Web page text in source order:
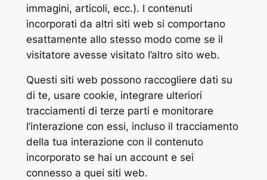
immagini, articoli, ecc.). I contenuti
incorporati da altri siti web si comportano
esattamente allo stesso modo come se il
visitatore avesse visitato l’altro sito web.
Questi siti web possono raccogliere dati su
di te, usare cookie, integrare ulteriori
tracciamenti di terze parti e monitorare
l’interazione con essi, incluso il tracciamento
della tua interazione con il contenuto
incorporato se hai un account e sei
connesso a quei siti web.